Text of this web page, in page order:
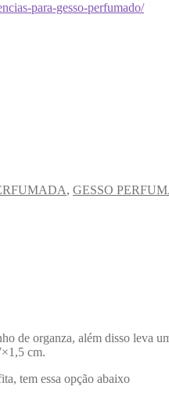
para-gesso-perfumado/
, GESSO
de organza, além disso leva
cm.
tem essa opção abaixo